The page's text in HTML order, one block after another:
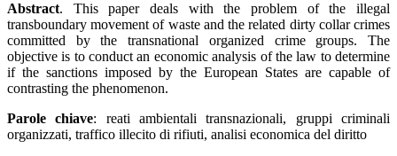
Abstract. This paper deals with the problem of the illegal
transboundary movement of waste and the related dirty collar crimes
committed by the transnational organized crime groups. The
objective is to conduct an economic analysis of the law to determine
if the sanctions imposed by the European States are capable of
contrasting the phenomenon.
Parole chiave: reati ambientali transnazionali, gruppi criminali
organizzati, traffico illecito di rifiuti, analisi economica del diritto